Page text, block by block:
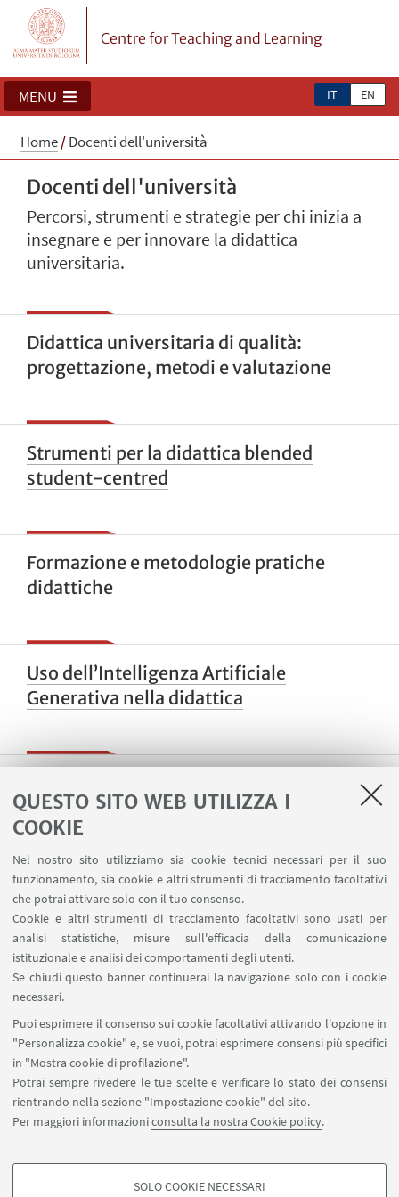
QUESTO SITO WEB UTILIZZA I
COOKIE
Nel nostro sito utilizziamo sia cookie tecnici necessari per il suo
funzionamento, sia cookie e altri strumenti di tracciamento facoltativi
che potrai attivare solo con il tuo consenso.
Cookie e altri strumenti di tracciamento facoltativi sono usati per
analisi statistiche, misure sull'efficacia della comunicazione
istituzionale e analisi dei comportamenti degli utenti.
Se chiudi questo banner continuerai la navigazione solo con i cookie
necessari.
Puoi esprimere il consenso sui cookie facoltativi attivando l'opzione in
"Personalizza cookie" e, se vuoi, potrai esprimere consensi più specifici
in "Mostra cookie di profilazione".
Potrai sempre rivedere le tue scelte e verificare lo stato dei consensi
rientrando nella sezione "Impostazione cookie" del sito.
Per maggiori informazioniconsulta la nostra Cookie policy.
SOLO COOKIE NECESSARI
Centre for Teaching and Learning
IT EN
MENU
Home/Docenti dell'università
Docenti dell'università
Percorsi, strumenti e strategie per chi inizia a
insegnare e per innovare la didattica
universitaria.
Didattica universitaria di qualità:
progettazione, metodi e valutazione
Strumenti per la didattica blended
student-centred
Formazione e metodologie pratiche
didattiche
Uso dell’Intelligenza Artificiale
Generativa nella didattica
Percorso di formazione sull’integrazione
di strumenti di intelligenza artificiale
nella didattica
Percorso di Formazione sui MOOC
Iniziative passate e sperimentazioni di
nuove tecnologie nella didattica